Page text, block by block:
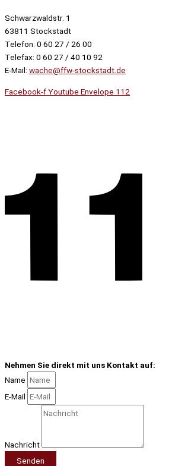
Schwarzwaldstr. 1
63811 Stockstadt
Telefon: 0 60 27 / 26 00
Telefax: 0 60 27 / 40 10 92
E-Mail: wache@ffw-stockstadt.de
Facebook-fYoutube Envelope 112
Nehmen Sie direkt mit uns Kontakt auf:
Name
E-Mail
Nachricht
Senden